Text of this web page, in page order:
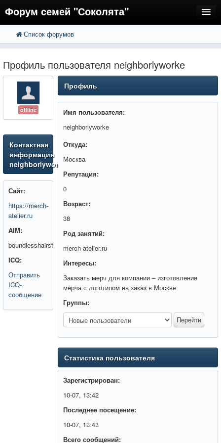
Форум семей "Соколята"
FAQ
Регистрация
Вход
Список форумов
Профиль пользователя neighborlyworke
offline
Контактная
информация
neighborlyworke
Сайт:
https://merch-
atelier.ru
AIM:
boundlesshairst
ICQ:
Отправить
ICQ-
сообщение
Профиль
Имя пользователя:
neighborlyworke
Откуда:
Москва
Репутация:
0
Возраст:
38
Род занятий:
merch-atelier.ru
Интересы:
Заказать мерч для компании – изготовление
мерча с логотипом на заказ в Москве
Группы:
Статистика пользователя
Зарегистрирован:
10-07, 13:42
Последнее посещение:
10-07, 13:43
Всего сообщений: